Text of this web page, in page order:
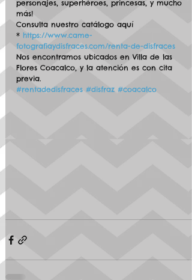
personajes, superhéroes, princesas, y mucho
más!
Consulta nuestro catálogo aquí
* https://www.came-
fotografiaydisfraces.com/renta-de-disfraces
Nos encontramos ubicados en Villa de las
Flores Coacalco, y la atención es con cita
previa.
#rentadedisfraces #disfraz #coacalco